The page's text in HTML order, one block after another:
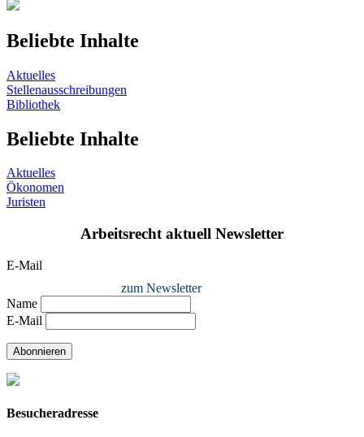
Beliebte Inhalte
Aktuelles
Stellenausschreibungen
Bibliothek
Beliebte Inhalte
Aktuelles
Ökonomen
Juristen
Arbeitsrecht aktuell Newsletter
E-Mail
zum Newsletter
Name
E-Mail
Abonnieren
Besucheradresse